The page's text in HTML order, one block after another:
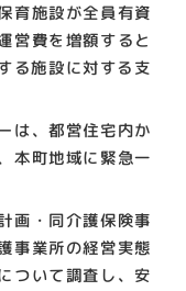
育施設が全員有資
営費を増額すると
る施設に対する支
は、都営住宅内か
本町地域に緊急一
画・同介護保険事
事業所の経営実態
ついて調査し、安